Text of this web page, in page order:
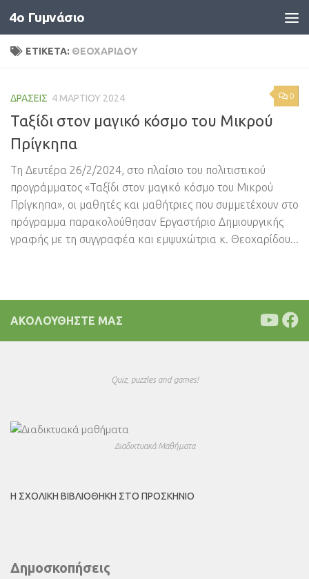
Skip to content
4o Γυμνάσιο
ΕΤΙΚΈΤΑ: ΘΕΟΧΑΡΊΔΟΥ
0
ΔΡΆΣΕΙΣ 4 ΜΑΡΤΊΟΥ 2024
Ταξίδι στον μαγικό κόσμο του Μικρού
Πρίγκηπα
Τη Δευτέρα 26/2/2024, στο πλαίσιο του πολιτιστικού
προγράμματος «Ταξίδι στον μαγικό κόσμο του Μικρού
Πρίγκηπα», οι μαθητές και μαθήτριες που συμμετέχουν στο
πρόγραμμα παρακολούθησαν Εργαστήριο Δημιουργικής
γραφής με τη συγγραφέα και εμψυχώτρια κ. Θεοχαρίδου...
ΑΚΟΛΟΥΘΉΣΤΕ ΜΑΣ
Quiz, puzzles and games!
Διαδικτυακά Μαθήματα
Η ΣΧΟΛΙΚΉ ΒΙΒΛΙΟΘΉΚΗ ΣΤΟ ΠΡΟΣΚΉΝΙΟ
Δημοσκοπήσεις